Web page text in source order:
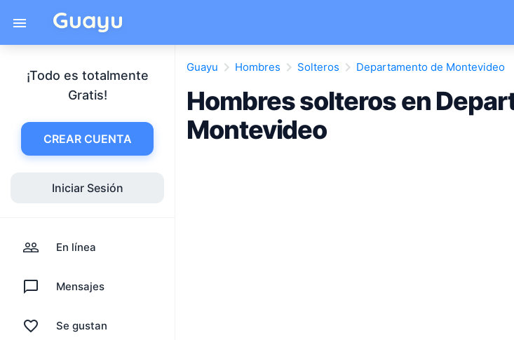
¡Todo es totalmente
Gratis!
CREAR CUENTA
Iniciar Sesión
En línea
Mensajes
Se gustan
Guayu Hombres Solteros Departamento de Montevideo
Hombres solteros en
Montevideo